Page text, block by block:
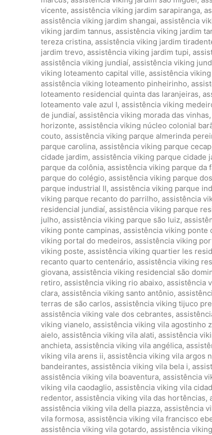
vicente, assistência viking jardim sarapiranga,
assistência viking jardim shangai, assistência
viking jardim tannus, assistência viking jardim
tereza cristina, assistência viking jardim
jardim trevo, assistência viking jardim tupi,
assistência viking jundiaí, assistência viking
viking loteamento capital ville, assistência
assistência viking loteamento pinheirinho,
loteamento residencial quinta das laranjeiras,
loteamento vale azul I, assistência viking
de jundiaí, assistência viking morada das vinhas,
horizonte, assistência viking núcleo colonial
couto, assistência viking parque almerinda
parque carolina, assistência viking parque cecap
cidade jardim, assistência viking parque cidade
parque da colônia, assistência viking parque da
parque do colégio, assistência viking parque
parque industrial II, assistência viking parque
viking parque recanto do parrilho, assistência
residencial jundiaí, assistência viking parque
julho, assistência viking parque são luiz,
viking ponte campinas, assistência viking ponte
viking portal do medeiros, assistência viking
viking poste, assistência viking quartier les
recanto quarto centenário, assistência viking
giovana, assistência viking residencial são
retiro, assistência viking rio abaixo, assistência
clara, assistência viking santo antônio,
terras de são carlos, assistência viking tijuco
assistência viking vale dos cebrantes,
viking vianelo, assistência viking vila agostinho
aielo, assistência viking vila alati, assistência
anchieta, assistência viking vila angélica,
viking vila arens ii, assistência viking vila argos
bandeirantes, assistência viking vila bela i,
assistência viking vila boaventura, assistência
viking vila caodaglio, assistência viking vila
redentor, assistência viking vila das hortências,
assistência viking vila della piazza, assistência
vila formosa, assistência viking vila francisco
assistência viking vila gotardo, assistência